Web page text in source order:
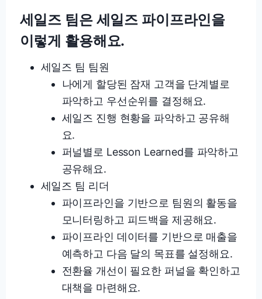
세일즈 팀은 세일즈 파이프라인을
이렇게 활용해요.
세일즈 팀 팀원
나에게 할당된 잠재 고객을 단계별로
파악하고 우선순위를 결정해요.
세일즈 진행 현황을 파악하고 공유해
요.
퍼널별로 Lesson Learned를 파악하고
공유해요.
세일즈 팀 리더
파이프라인을 기반으로 팀원의 활동을
모니터링하고 피드백을 제공해요.
파이프라인 데이터를 기반으로 매출을
예측하고 다음 달의 목표를 설정해요.
전환율 개선이 필요한 퍼널을 확인하고
대책을 마련해요.